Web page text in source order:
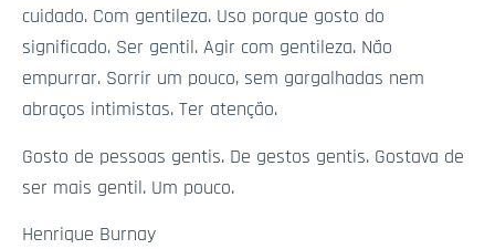
cuidado. Com gentileza. Uso porque gosto do
significado. Ser gentil. Agir com gentileza. Não
empurrar. Sorrir um pouco, sem gargalhadas nem
abraços intimistas. Ter atenção.
Gosto de pessoas gentis. De gestos gentis. Gostava de
ser mais gentil. Um pouco.
Henrique Burnay